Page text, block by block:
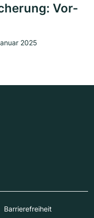
Vor-
2025
Barrierefreiheit